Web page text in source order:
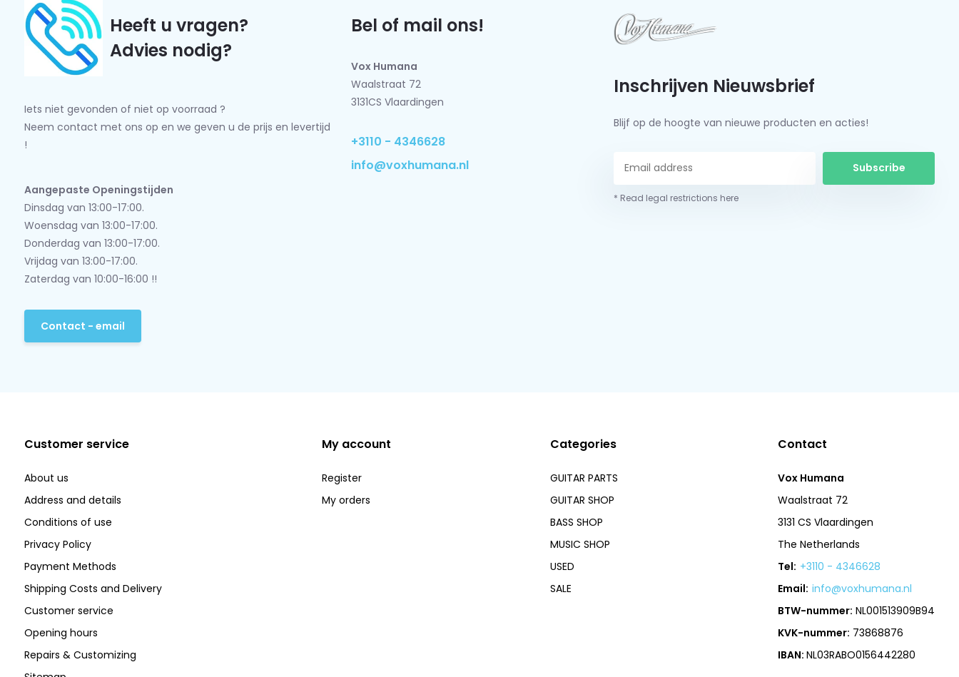
Heeft u vragen?
Advies nodig?
Iets niet gevonden of niet op voorraad ?
Neem contact met ons op en we geven u de prijs en levertijd
!
Aangepaste Openingstijden
Dinsdag van 13:00-17:00.
Woensdag van 13:00-17:00.
Donderdag van 13:00-17:00.
Vrijdag van 13:00-17:00.
Zaterdag van 10:00-16:00 !!
Contact - email
Bel of mail ons!
Vox Humana
Waalstraat 72
3131CS Vlaardingen
+3110 - 4346628
info@voxhumana.nl
Inschrijven Nieuwsbrief
Blijf op de hoogte van nieuwe producten en acties!
Subscribe
* Read legal restrictions here
Customer service
About us
Address and details
Conditions of use
Privacy Policy
Payment Methods
Shipping Costs and Delivery
Customer service
Opening hours
Repairs & Customizing
My account
Register
My orders
Categories
GUITAR PARTS
GUITAR SHOP
BASS SHOP
MUSIC SHOP
USED
SALE
Contact
Vox Humana
Waalstraat 72
3131 CS Vlaardingen
The Netherlands
Tel: +3110 - 4346628
Email: info@voxhumana.nl
BTW-nummer: NL001513909B94
KVK-nummer: 73868876
IBAN:NL03RABO0156442280